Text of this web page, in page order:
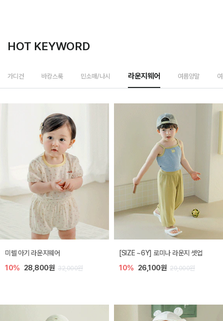
HOT KEYWORD
건 바캉스룩 민소매/나시 라운지웨어 여름양말 여름모자
스완 여름 아기 양말
20% 5,600원 7,000원
엘룬 여름 아기 덧신 2종세트
10% 5,100원 5,600원